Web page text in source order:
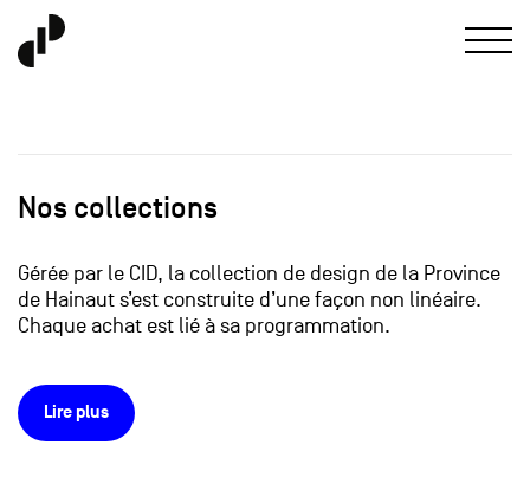
Nos collections
Gérée par le CID, la collection de design de la Province
de Hainaut s’est construite d’une façon non linéaire.
Chaque achat est lié à sa programmation.
Lire plus